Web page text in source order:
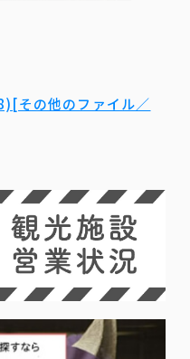
その他のファイル／